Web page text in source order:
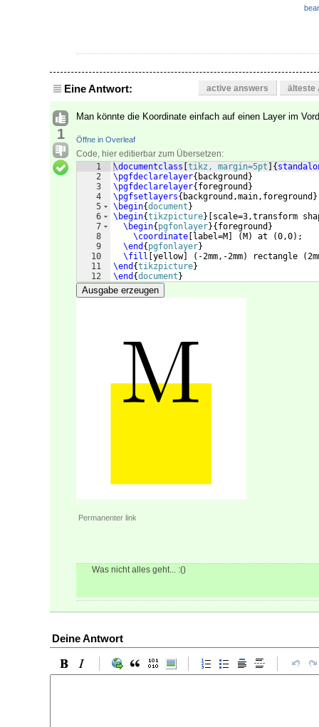
Eine Antwort: active answers älteste
1
Man könnte die Koordinate einfach auf einen Layer im
Öffne in Overleaf
Code, hier editierbar zum Übersetzen:
1
2
3
4
5
6
7
8
9
10
11
12
\documentclass tikz, margin=5pt {
\pgfdeclarelayer{ background }
\pgfdeclarelayer{ foreground }
\pgfsetlayers{ background,main,foreground }
\begin{document }
\begin{tikzpicture}
scale=3,transform
\begin{ pgfonlayer}{ foreground }
\coordinate
label=M ( M ) at (0,0) ;
\end { pgfonlayer}
\fill yellow] ( -2mm,-2mm) rectangle (
\end {tikzpicture}
\end {document }
Ausgabe erzeugen
Permanenter link
Was nicht alles geht... :()
Deine Antwort